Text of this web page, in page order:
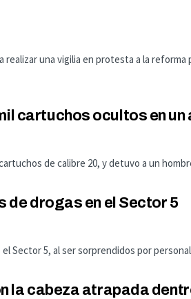
realizar una vigilia en protesta a la reforma
cartuchos ocultos en un
de calibre 20, y detuvo a un
de drogas en el Sector 5
Sector 5, al ser sorprendidos por personal
la cabeza atrapada